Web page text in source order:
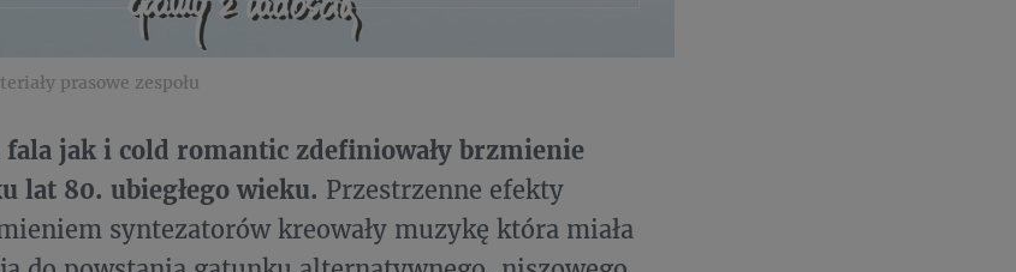
prasowe zespołu
jak i cold romantic zdefiniowały brzmienie
lat 80. ubiegłego wieku. Przestrzenne efekty
syntezatorów kreowały muzykę która miała